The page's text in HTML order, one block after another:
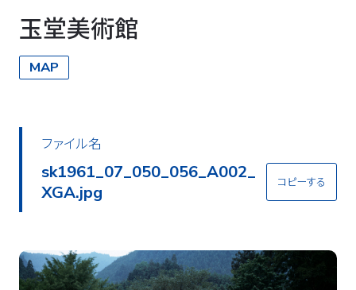
玉堂美術館
MAP
ファイル名
sk1961_07_050_056_A002_
XGA.jpg
コピーする